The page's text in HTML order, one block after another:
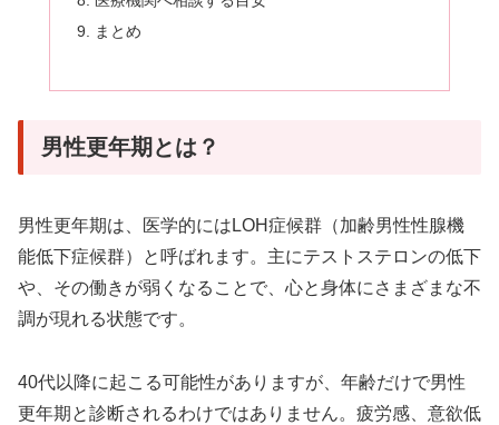
まとめ
男性更年期とは？
男性更年期は、医学的にはLOH症候群（加齢男性性腺機
能低下症候群）と呼ばれます。主にテストステロンの低下
や、その働きが弱くなることで、心と身体にさまざまな不
調が現れる状態です。
40代以降に起こる可能性がありますが、年齢だけで男性
更年期と診断されるわけではありません。疲労感、意欲低